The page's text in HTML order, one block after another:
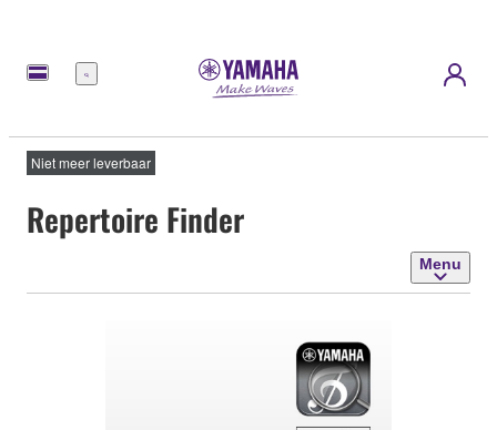
Menu
Niet meer leverbaar
Repertoire Finder
Menu